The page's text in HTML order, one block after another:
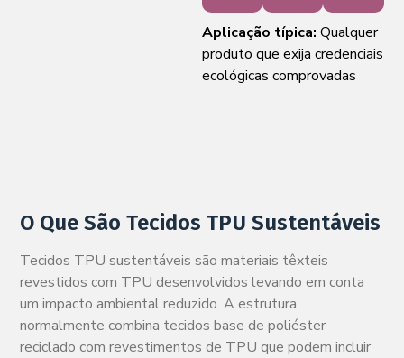
Aplicação típica: Qualquer
produto que exija credenciais
ecológicas comprovadas
O Que São Tecidos TPU Sustentáveis
Tecidos TPU sustentáveis são materiais têxteis
revestidos com TPU desenvolvidos levando em conta
um impacto ambiental reduzido. A estrutura
normalmente combina tecidos base de poliéster
reciclado com revestimentos de TPU que podem incluir